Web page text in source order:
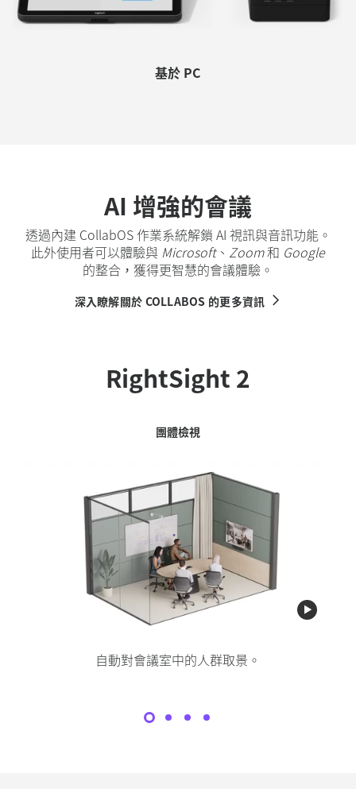
基於 PC
AI 增強的會議
透過內建 CollabOS 作業系統解鎖 AI 視訊與音訊功能。
此外使用者可以體驗與 Microsoft、 Zoom和 Google
的整合，獲得更智慧的會議體驗。
深入瞭解關於 COLLABOS 的更多資訊
團體檢視
自動對會議室中的人群取景。
格狀檢視
裁剪個別會議與會者。
發言者檢視
裁剪目前的發言者，也可以顯示整個會議室的檢視，
攝影機區域
設定應在取景範圍內的區域，並排除不想要的干擾，例
RightSight 2